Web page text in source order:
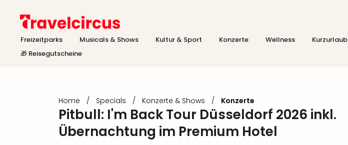
Freizeitparks Musicals & Shows Kultur & Sport Konzerte Wellness Kurzurlaub
🎁 Reisegutscheine
Home / Specials / Konzerte & Shows / Konzerte
Pitbull: I'm Back Tour Düsseldorf 2026 inkl.
Übernachtung im Premium Hotel